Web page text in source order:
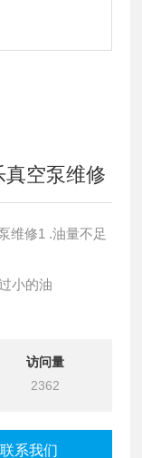
空泵维修
维修1 .油量不足
小的油
封性变差，油蒸
访问量
2362
联系我们